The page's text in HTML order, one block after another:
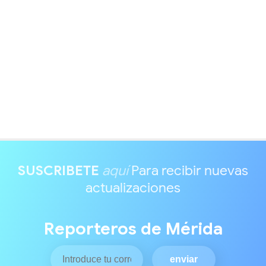
SUSCRIBETE aquíPara recibir nuevas
actualizaciones
Reporteros de Mérida